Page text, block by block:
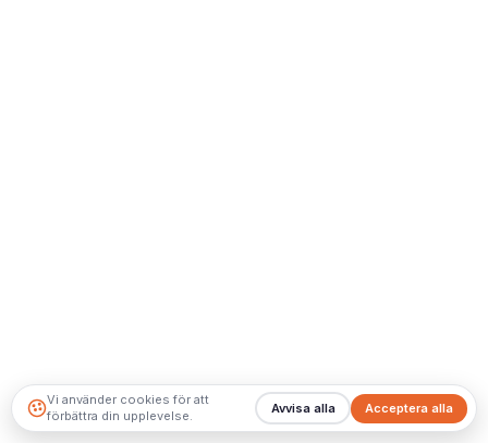
Vi använder cookies för att
förbättra din upplevelse.
Acceptera alla
Avvisa alla